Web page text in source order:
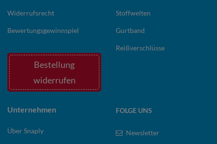
Widerrufsrecht
Bewertungsgewinnspiel
Bestellung
widerrufen
Stoffwelten
Gurtband
Reißverschlüsse
Unternehmen
Über Snaply
FOLGE UNS
Newsletter